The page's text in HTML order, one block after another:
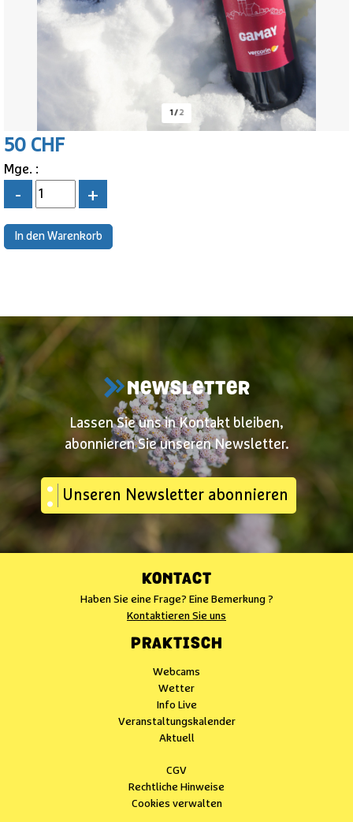
1 /2
50 CHF
Mge. :
- +
NEWSLETTER
Lassen Sie uns in Kontakt bleiben,
abonnieren Sie unseren Newsletter.
Unseren Newsletter abonnieren
KONTACT
Haben Sie eine Frage? Eine Bemerkung ?
Kontaktieren Sie uns
PRAKTISCH
Webcams
Wetter
Info Live
Veranstaltungskalender
Aktuell
CGV
Rechtliche Hinweise
Cookies verwalten